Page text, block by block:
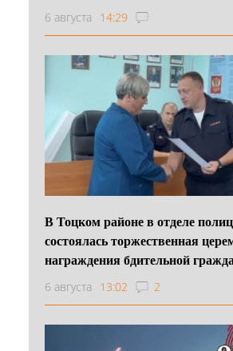
6 августа 14:29
В Тоцком районе в отделе
состоялась торжественная
награждения бдительной
6 августа 13:02 2